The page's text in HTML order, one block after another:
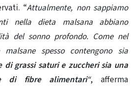
“Attualmente, non sappiamo
nella dieta malsana abbiano
del sonno profondo. Come nel
spesso contengono sia
di grassi saturi e zuccheri sia una
di fibre alimentari“, afferma